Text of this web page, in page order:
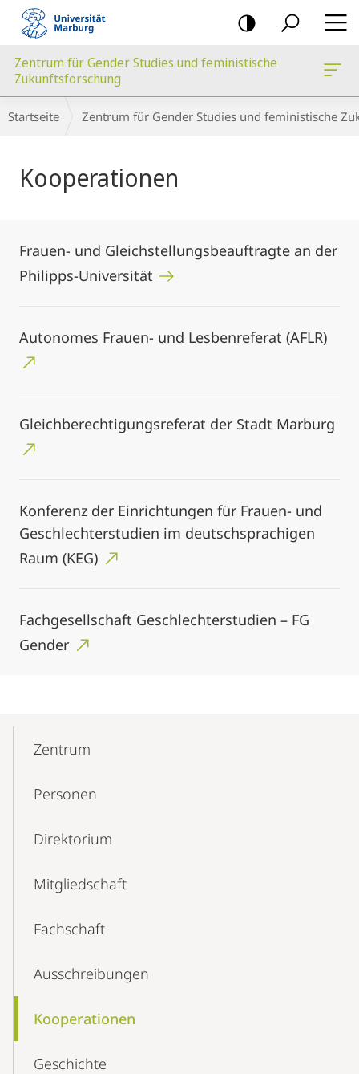
Mobile-
Navigation
Zentrum für Gender Studies und feministische
Zukunftsforschung
Breadcrumb-
Navigation
Startseite Zentrum für Gender Studies und feministische
Kooperationen
Frauen- und Gleichstellungsbeauftragte an der
Philipps-Universität
Autonomes Frauen- und Lesbenreferat (AFLR)
Gleichberechtigungsreferat der Stadt Marburg
Konferenz der Einrichtungen für Frauen- und
Geschlechterstudien im deutschsprachigen
Raum (KEG)
Fachgesellschaft Geschlechterstudien – FG
Gender
NavigationZentrum
Personen
Direktorium
Mitgliedschaft
Fachschaft
Aus­schreibungen
Kooperationen
Geschichte